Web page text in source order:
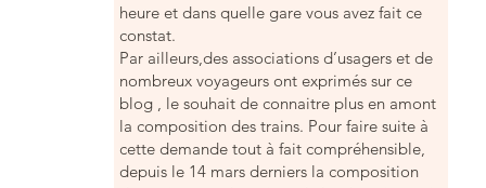
heure et dans quelle gare vous avez fait ce
constat.
Par ailleurs,des associations d’usagers et de
nombreux voyageurs ont exprimés sur ce
blog , le souhait de connaitre plus en amont
la composition des trains. Pour faire suite à
cette demande tout à fait compréhensible,
depuis le 14 mars derniers la composition